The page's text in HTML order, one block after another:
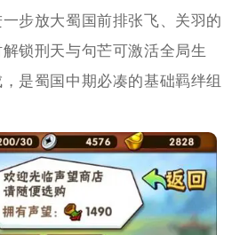
步放大蜀国前排张飞、关羽的
锁刑天与句芒可激活全局生
是蜀国中期必凑的基础羁绊组